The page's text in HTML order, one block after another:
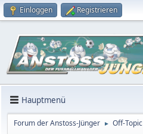
Einloggen Registrieren
Hauptmenü
Forum der Anstoss-Jünger ► Off-Topic